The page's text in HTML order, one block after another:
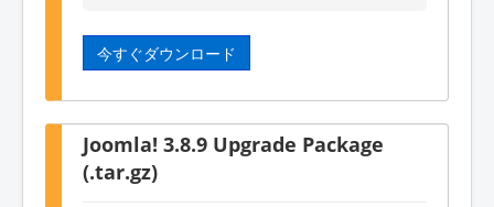
今すぐダウンロード
Joomla! 3.8.9 Upgrade Package
(.tar.gz)